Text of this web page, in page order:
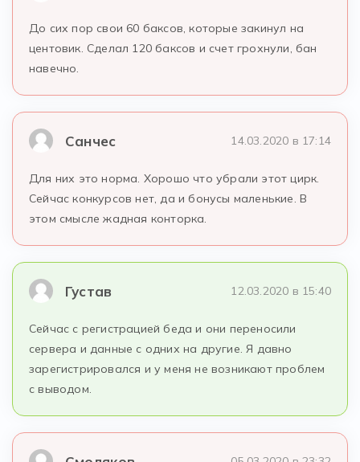
До сих пор свои 60 баксов, которые закинул на
центовик. Сделал 120 баксов и счет грохнули, бан
навечно.
Санчес 14.03.2020 в 17:14
Для них это норма. Хорошо что убрали этот цирк.
Сейчас конкурсов нет, да и бонусы маленькие. В
этом смысле жадная конторка.
Густав 12.03.2020 в 15:40
Сейчас с регистрацией беда и они переносили
сервера и данные с одних на другие. Я давно
зарегистрировался и у меня не возникают проблем
с выводом.